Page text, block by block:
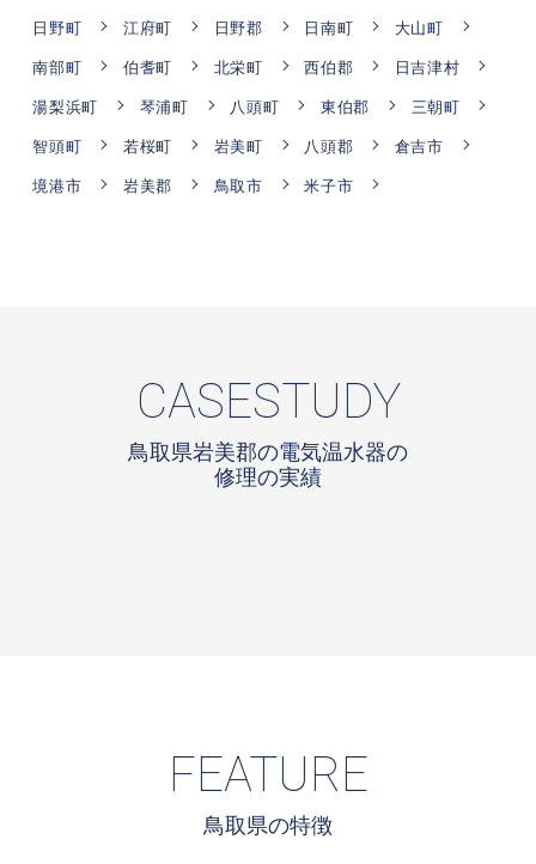
日野町 江府町 日野郡 日南町
大山町
南部町
伯耆町 北栄町 西伯郡
日吉津村
湯梨浜町
琴浦町 八頭町 東伯郡
三朝町
智頭町
若桜町 岩美町 八頭郡
倉吉市
境港市
岩美郡 鳥取市 米子市
CASESTUDY
鳥取県岩美郡の電気温水器の
修理の実績
FEATURE
鳥取県の特徴